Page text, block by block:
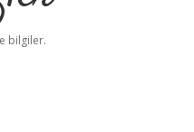
bilgiler.